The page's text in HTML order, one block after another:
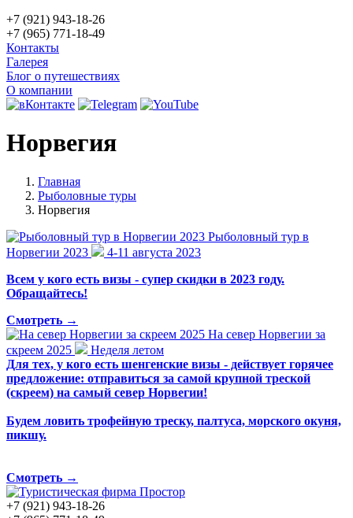
+7 (921) 943-18-26
+7 (965) 771-18-49
Контакты
Галерея
Блог о путешествиях
О компании
Норвегия
Главная
Рыболовные туры
Норвегия
Рыболовный тур в
Норвегии 2023
4-11 августа 2023
Всем у кого есть визы - супер скидки в 2023 году.
Обращайтесь!
Смотреть →
На север Норвегии за
скреем 2025
Неделя летом
Для тех, у кого есть шенгенские визы - действует горячее
предложение: отправиться за самой крупной треской
(скреем) на самый север Норвегии!
Будем ловить трофейную треску, палтуса, морского окуня,
пикшу.
Смотреть →
+7 (921) 943-18-26